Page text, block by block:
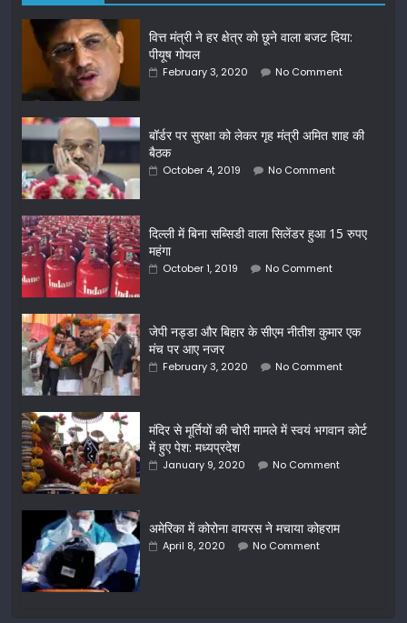
वित्त मंत्री ने हर क्षेत्र को छूने वाला बजट दिया:
पीयूष गोयल
February 3, 2020 No Comment
बॉर्डर पर सुरक्षा को लेकर गृह मंत्री अमित शाह की
बैठक
October 4, 2019 No Comment
दिल्ली में बिना सब्सिडी वाला सिलेंडर हुआ 15 रुपए
महंगा
October 1, 2019 No Comment
जेपी नड्डा और बिहार के सीएम नीतीश कुमार एक
मंच पर आए नजर
February 3, 2020 No Comment
मंदिर से मूर्तियों की चोरी मामले में स्वयं भगवान कोर्ट
में हुए पेश: मध्यप्रदेश
January 9, 2020 No Comment
अमेरिका में कोरोना वायरस ने मचाया कोहराम
April 8, 2020 No Comment